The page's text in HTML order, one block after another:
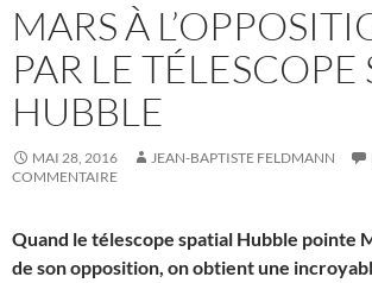
MARS À
PAR LE TÉLESCOPE
HUBBLE
MAI 28, 2016 JEAN-BAPTISTE FELDMANN
COMMENTAIRE
Quand le télescope spatial Hubble pointe
de son opposition, on obtient une